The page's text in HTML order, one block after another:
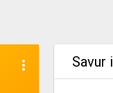
more_vert Savur